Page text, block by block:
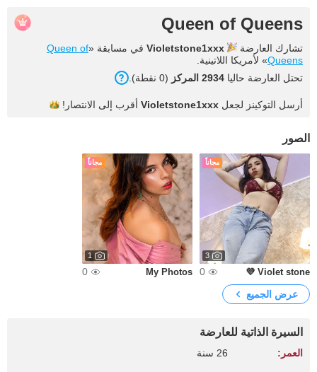
Queen of Queens
تشارك العارضة Violetstone1xxx في مسابقة «Queen of
Queens» لأمريكا اللاتينية.
تحتل العارضة حاليا 2934 المركز (0 نقطة).
أرسل التوكينز لجعل Violetstone1xxx أقرب إلى الانتصار!
الصور
مجاناً
3
Violet stone 💜
0
مجاناً
1
My Photos
0
عرض الجميع
السيرة الذاتية للعارضة
العمر: 26 سنة